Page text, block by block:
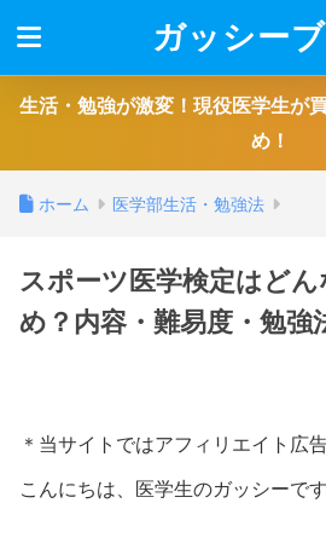
ガッシー
生活・勉強が激変！現役医学生が
め！
ホーム 医学部生活・勉強法
スポーツ医学検定はど
め？内容・難易度・勉強
＊当サイトではアフィリエイト広
こんにちは、医学生のガッシーです